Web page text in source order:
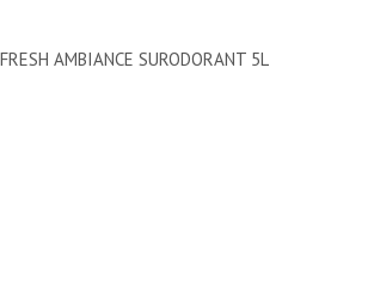
AMBIANCE SURODORANT 5L